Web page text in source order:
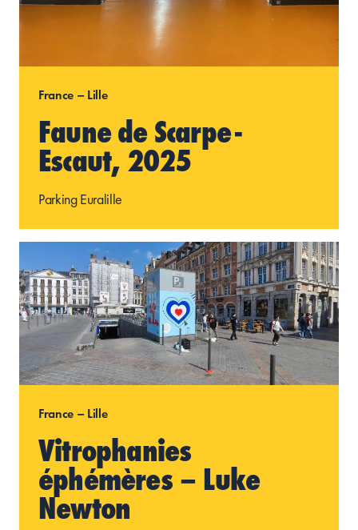
France – Lille
Faune de Scarpe-
Escaut, 2025
Parking Euralille
France – Lille
Vitrophanies
éphémères – Luke
Newton